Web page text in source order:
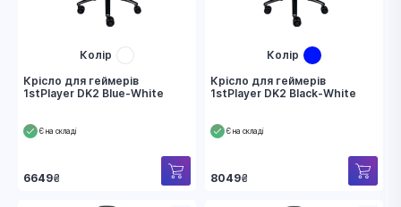
Колір
Крісло для геймерів
1stPlayer DK2 Blue-White
Є на складі
6649₴
Колір
Крісло для геймерів
1stPlayer DK2 Black-White
Є на складі
8049₴